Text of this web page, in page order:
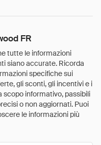
FR
tutte le informazioni
siano accurate. Ricorda
specifiche sui
gli sconti, gli incentivi e i
scopo informativo, passibili
o non aggiornati. Puoi
le informazioni più